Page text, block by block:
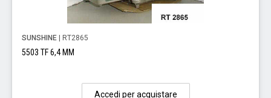
SUNSHINE | RT2865
5503 TF 6,4 MM
Accedi per acquistare